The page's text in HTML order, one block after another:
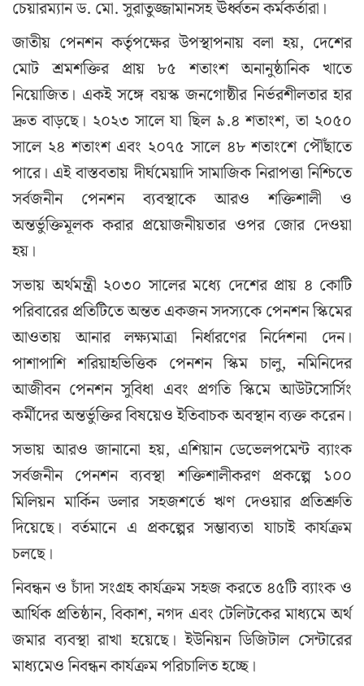
চেয়ারম্যান ড. মো. সুরাতুজ্জামানসহ ঊর্ধ্বতন কর্মকর্তারা।
জাতীয় পেনশন কর্তৃপক্ষের উপস্থাপনায় বলা হয়, দেশের
মোট শ্রমশক্তির প্রায় ৮৫ শতাংশ অনানুষ্ঠানিক খাতে
নিয়োজিত। একই সঙ্গে বয়স্ক জনগোষ্ঠীর নির্ভরশীলতার হার
দ্রুত বাড়ছে। ২০২৩ সালে যা ছিল ৯.৪ শতাংশ, তা ২০৫০
সালে ২৪ শতাংশ এবং ২০৭৫ সালে ৪৮ শতাংশে পৌঁছাতে
পারে। এই বাস্তবতায় দীর্ঘমেয়াদি সামাজিক নিরাপত্তা নিশ্চিতে
সর্বজনীন পেনশন ব্যবস্থাকে আরও শক্তিশালী ও
অন্তর্ভুক্তিমূলক করার প্রয়োজনীয়তার ওপর জোর দেওয়া
হয়।
সভায় অর্থমন্ত্রী ২০৩০ সালের মধ্যে দেশের প্রায় ৪ কোটি
পরিবারের প্রতিটিতে অন্তত একজন সদস্যকে পেনশন স্কিমের
আওতায় আনার লক্ষ্যমাত্রা নির্ধারণের নির্দেশনা দেন।
পাশাপাশি শরিয়াহভিত্তিক পেনশন স্কিম চালু, নমিনিদের
আজীবন পেনশন সুবিধা এবং প্রগতি স্কিমে আউটসোর্সিং
কর্মীদের অন্তর্ভুক্তির বিষয়েও ইতিবাচক অবস্থান ব্যক্ত করেন।
সভায় আরও জানানো হয়, এশিয়ান ডেভেলপমেন্ট ব্যাংক
সর্বজনীন পেনশন ব্যবস্থা শক্তিশালীকরণ প্রকল্পে ১০০
মিলিয়ন মার্কিন ডলার সহজশর্তে ঋণ দেওয়ার প্রতিশ্রুতি
দিয়েছে। বর্তমানে এ প্রকল্পের সম্ভাব্যতা যাচাই কার্যক্রম
চলছে।
নিবন্ধন ও চাঁদা সংগ্রহ কার্যক্রম সহজ করতে ৪৫টি ব্যাংক ও
আর্থিক প্রতিষ্ঠান, বিকাশ, নগদ এবং টেলিটকের মাধ্যমে অর্থ
জমার ব্যবস্থা রাখা হয়েছে। ইউনিয়ন ডিজিটাল সেন্টারের
মাধ্যমেও নিবন্ধন কার্যক্রম পরিচালিত হচ্ছে।